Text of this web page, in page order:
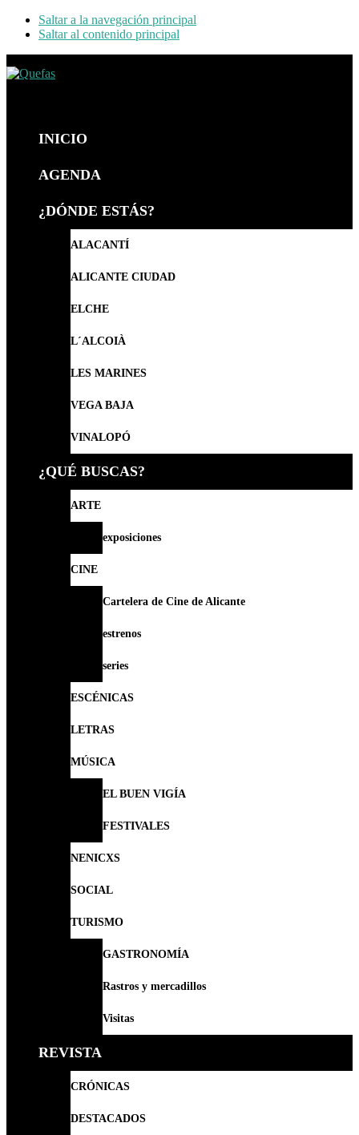
Saltar a la navegación principal
Saltar al contenido principal
INICIO
AGENDA
¿DÓNDE ESTÁS?
ALACANTÍ
ALICANTE CIUDAD
ELCHE
L´ALCOIÀ
LES MARINES
VEGA BAJA
VINALOPÓ
¿QUÉ BUSCAS?
ARTE
exposiciones
CINE
Cartelera de Cine de Alicante
estrenos
series
ESCÉNICAS
LETRAS
MÚSICA
EL BUEN VIGÍA
FESTIVALES
NENICXS
SOCIAL
TURISMO
GASTRONOMÍA
Rastros y mercadillos
Visitas
REVISTA
CRÓNICAS
DESTACADOS